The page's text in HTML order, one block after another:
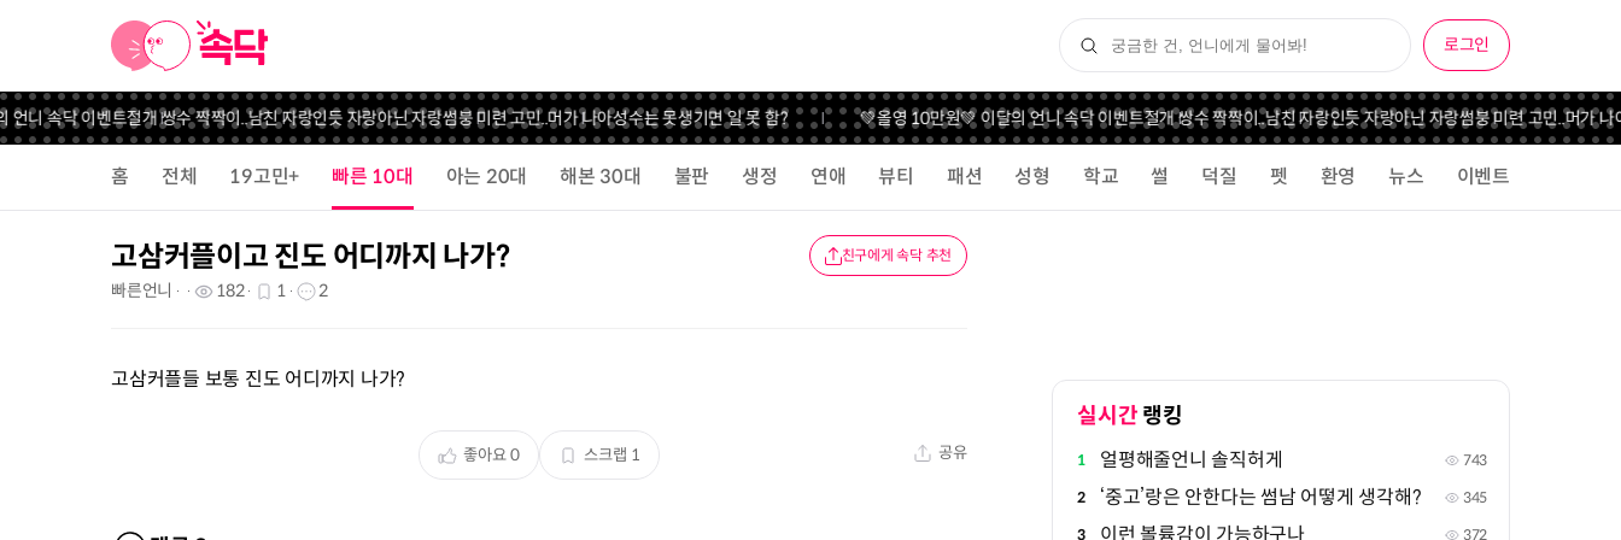
로그인
니 속닥 이벤트절개 쌍수 짝짝이.. 남친 자랑인듯 자랑아닌 자랑썸붕 미련 고민..머가 나아성수는 못생기면 일 못 함? 💚올영 10만원💚 이달의 언니 속닥 이벤트절개 쌍수 짝짝이..남친 자랑인듯 자랑아닌 자랑썸붕 미련 고민.. 머가 나
홈 전체 19고민+ 빠른 10대 아는 20대 해본 30대 불판 생정 연애 뷰티 패션 성형 학교 썰 덕질 펫 환영 뉴스 이벤트
고삼커플이고 진도 어디까지 나가? 친구에게 속닥 추천
빠른언니 182 1 2
고삼커플들 보통 진도 어디까지 나가?
좋아요0 스크랩 1 공유
실시간 랭킹
1 얼평해줄언니 솔직허게 743
2 ‘중고’랑은 안한다는 썸남 어떻게 생각해? 345
3 이런 볼륨감이 가능하구나 372